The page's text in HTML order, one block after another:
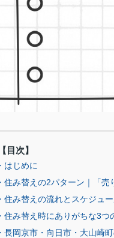
【目次】
・はじめに
・住み替えの2パターン｜「売
・住み替えの流れとスケジュ
・住み替え時にありがちな3つ
・長岡京市・向日市・大山崎